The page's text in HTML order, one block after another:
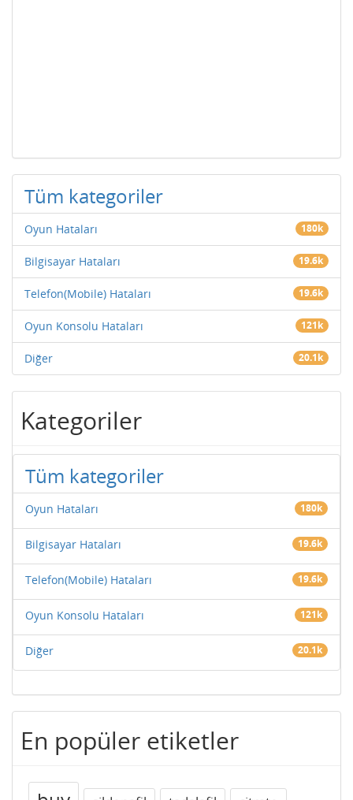
Tüm kategoriler
Oyun Hataları 180k
Bilgisayar Hataları 19.6k
Telefon(Mobile) Hataları 19.6k
Oyun Konsolu Hataları 121k
Diğer 20.1k
Kategoriler
Tüm kategoriler
Oyun Hataları 180k
Bilgisayar Hataları 19.6k
Telefon(Mobile) Hataları 19.6k
Oyun Konsolu Hataları 121k
Diğer 20.1k
En popüler etiketler